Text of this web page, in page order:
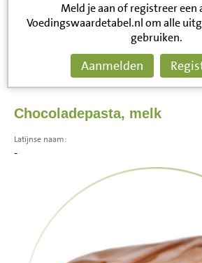
Meld je aan of registreer een
Voedingswaardetabel.nl om alle
gebruiken.
Aanmelden
Chocoladepasta, melk
Latijnse naam:
-